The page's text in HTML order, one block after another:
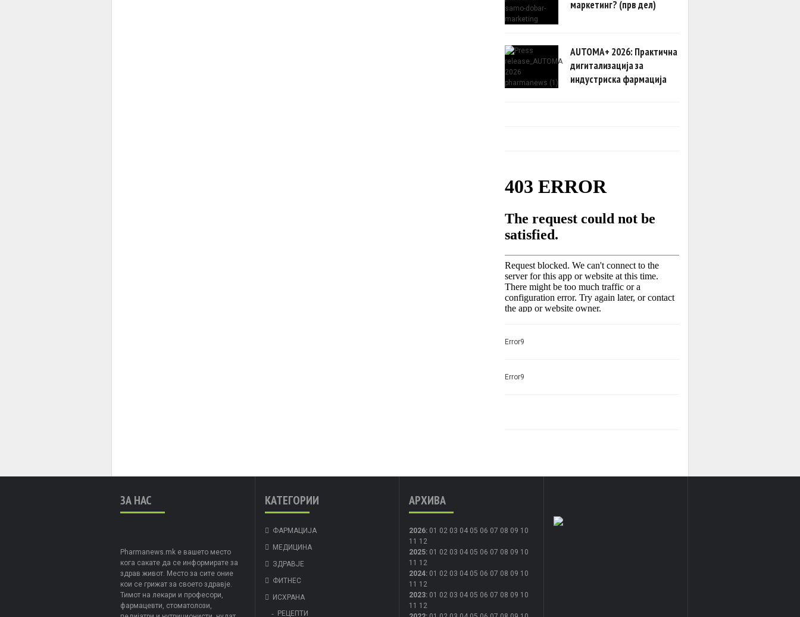
маркетинг? (прв дел)
AUTOMA+ 2026: Практична
дигитализација за
индустриска фармација
Error9
Error9
ЗА НАС
Pharmanews.mk е вашето место
кога сакате да се информирате за
здрав живот. Место за сите оние
кои се грижат за своето здравје.
Тимот на лекари и професори,
фармацевти, стоматолози,
КАТЕГОРИИ
ФАРМАЦИЈА
МЕДИЦИНА
ЗДРАВЈЕ
ФИТНЕС
ИСХРАНА
РЕЦЕПТИ
АРХИВА
2026: 01 02 03 04 05 06 07 08 09 10
11 12
2025: 01 02 03 04 05 06 07 08 09 10
11 12
2024: 01 02 03 04 05 06 07 08 09 10
11 12
2023: 01 02 03 04 05 06 07 08 09 10
11 12